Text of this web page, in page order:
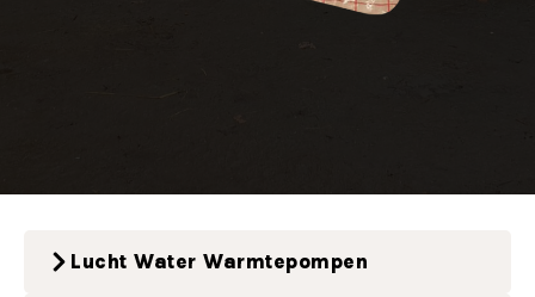
Lucht Water Warmtepompen